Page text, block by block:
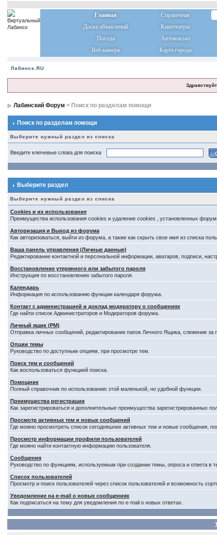
Главная
Справочная
Доска объявлений
Кинотеатры
Погода
Автовокзал
Веб-камера
Карта города
Лабинск.RU
Лабинский Форум > Поиск по разделам помощи
Поиск по разделам помощи
Выберите нужный раздел из списка
Введите ключевые слова для поиска
Выберите раздел
Выберите нужный раздел из списка
Cookies и их использование
Преимущества использования cookies и удаление cookies , установленных
Авторизация и Выход из форума
Как авторизоваться, выйти из форума, а также как скрыть свое имя из списка
Ваша панель управления (Личные данные)
Редактирование контактной и персональной информации, аватаров, подписи,
Восстановление утерянного или забытого пароля
Инструкция по восстановлению забытого пароля.
Календарь
Информация по использованию функции календаря форума.
Контакт с администрацией и доклад модератору о сообщениях
Где найти список Администраторов и Модераторов форума.
Личный ящик (PM)
Отправка личных сообщений, редактирование папок Личного Ящика, слежение
Опции темы
Руководство по доступным опциям, при просмотре тем.
Поиск тем и сообщений
Как воспользоваться функцией поиска.
Помощник
Полный справочник по использованию этой маленькой, но удобной функции.
Преимущества регистрации
Как зарегистрироваться и дополнительные преимущества зарегистрированных
Просмотр активных тем и новых сообщений
Где можно просмотреть список сегодняшних активных тем и новые сообщения,
Просмотр информации профиля пользователей
Где можно найти контактную информацию пользователя.
Сообщения
Руководство по функциям, используемым при создании темы, опроса и ответа в
Список пользователей
Просмотр и поиск пользователей через список пользователей и возможность
Уведомление на e-mail о новых сообщениях
Как подписаться на тему для уведомления по e-mail о новых ответах.